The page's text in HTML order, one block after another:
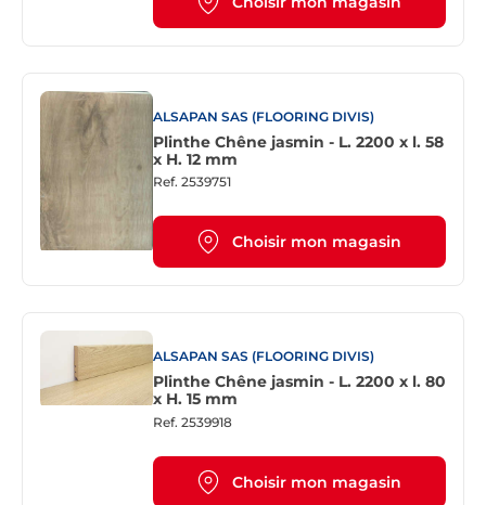
ALSAPAN SAS (FLOORING DIVIS)
Plinthe Chêne jasmin - L. 2200 x l. 58
x H. 12 mm
Ref. 2539751
Choisir mon magasin
ALSAPAN SAS (FLOORING DIVIS)
Plinthe Chêne jasmin - L. 2200 x l. 80
x H. 15 mm
Ref. 2539918
Choisir mon magasin